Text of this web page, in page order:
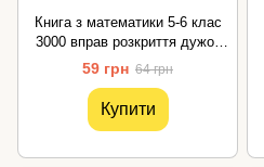
Книга з математики 5-6 клас
3000 вправ розкриття дужок
Час майстрів
59 грн 64 грн
Купити